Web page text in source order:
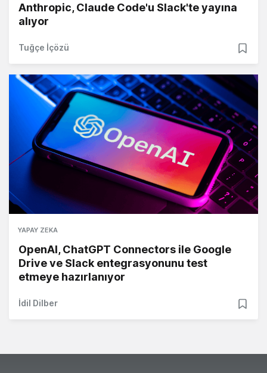
Anthropic, Claude Code'u Slack'te yayına
alıyor
Tuğçe İçözü
YAPAY ZEKA
OpenAI, ChatGPT Connectors ile Google
Drive ve Slack entegrasyonunu test
etmeye hazırlanıyor
İdil Dilber